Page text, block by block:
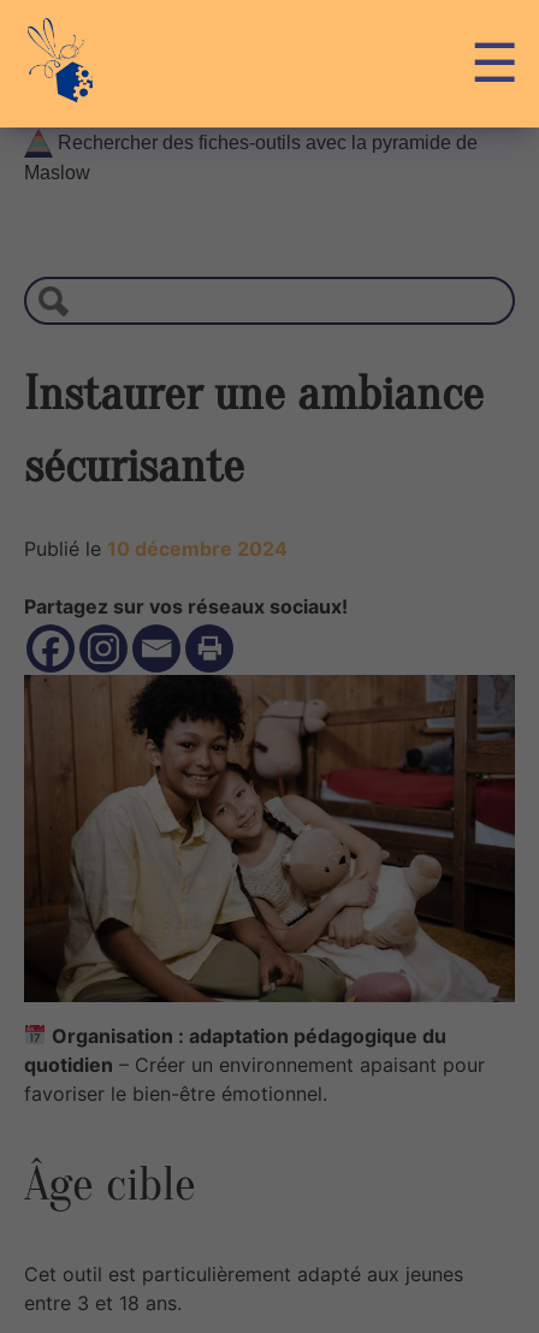
content
☰
Rechercher des fiches-outils avec la pyramide de
Maslow
c
h
r
c
e
Instaurer une ambiance
sécurisante
Publié le 10 décembre 2024
Partagez sur vos réseaux sociaux!
Organisation : adaptation pédagogique du
quotidien – Créer un environnement apaisant pour
favoriser le bien-être émotionnel.
Âge cible
Cet outil est particulièrement adapté aux jeunes
entre 3 et 18 ans.